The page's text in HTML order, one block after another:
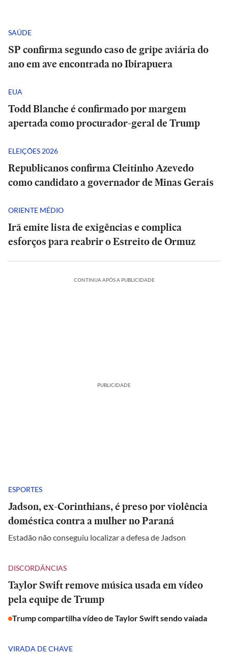
SAÚDE
SP confirma segundo caso de gripe aviária do
ano em ave encontrada no Ibirapuera
EUA
Todd Blanche é confirmado por margem
apertada como procurador-geral de Trump
ELEIÇÕES 2026
Republicanos confirma Cleitinho Azevedo
como candidato a governador de Minas Gerais
ORIENTE MÉDIO
Irã emite lista de exigências e complica
esforços para reabrir o Estreito de Ormuz
CONTINUA APÓS A PUBLICIDADE
PUBLICIDADE
ESPORTES
Jadson, ex-Corinthians, é preso por violência
doméstica contra a mulher no Paraná
Estadão não conseguiu localizar a defesa de Jadson
DISCORDÂNCIAS
Taylor Swift remove música usada em vídeo
pela equipe de Trump
Trump compartilha vídeo de Taylor Swift sendo vaiada
VIRADA DE CHAVE